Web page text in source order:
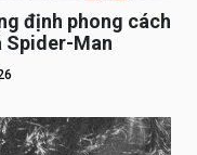
định phong cách
Spider-Man